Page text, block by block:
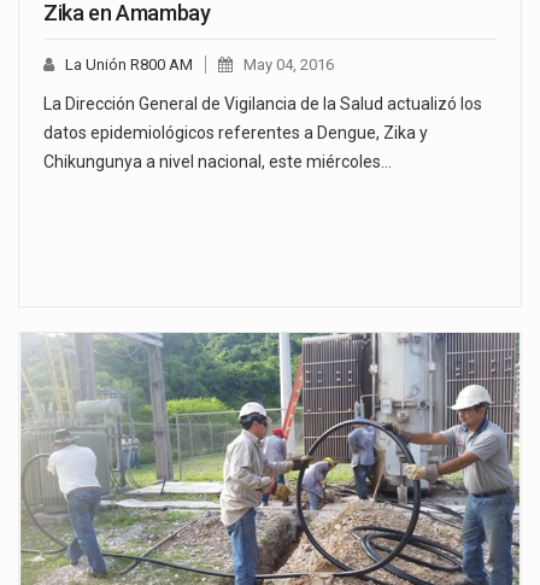
Zika en Amambay
La Unión R800 AM May 04, 2016
La Dirección General de Vigilancia de la Salud actualizó los
datos epidemiológicos referentes a Dengue, Zika y
Chikungunya a nivel nacional, este miércoles…